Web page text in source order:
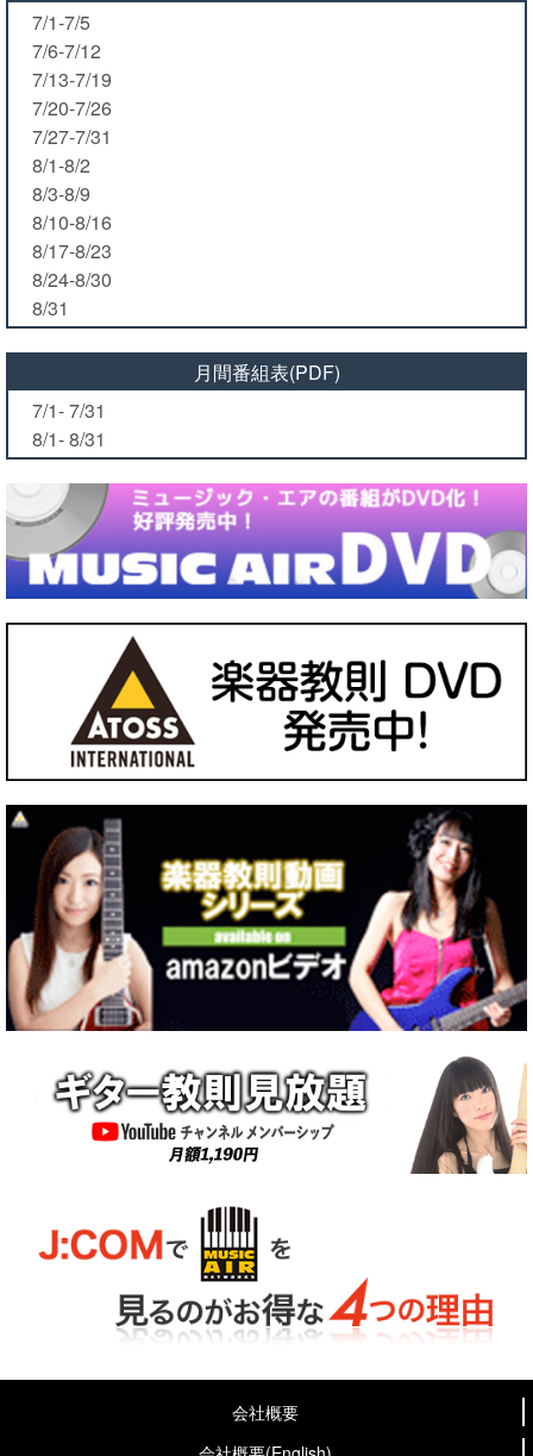
7/1-7/5
7/6-7/12
7/13-7/19
7/20-7/26
7/27-7/31
8/1-8/2
8/3-8/9
8/10-8/16
8/17-8/23
8/24-8/30
8/31
月間番組表(PDF)
7/1- 7/31
8/1- 8/31
会社概要